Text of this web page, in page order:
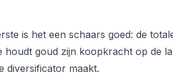
is het een schaars goed: de
houdt goud zijn koopkracht op de
diversificator maakt.